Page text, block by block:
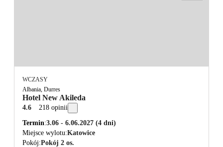
WCZASY
Albania, Durres
Hotel New Akileda
4.6 218 opinii
Termin 3.06 - 6.06.2027 (4 dni)
Miejsce wylotu Katowice
Pokój Pokój 2 os.